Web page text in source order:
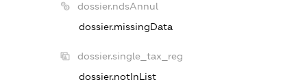
dossier.ndsAnnul
dossier.missingData
dossier.single_tax_reg
dossier.notInList